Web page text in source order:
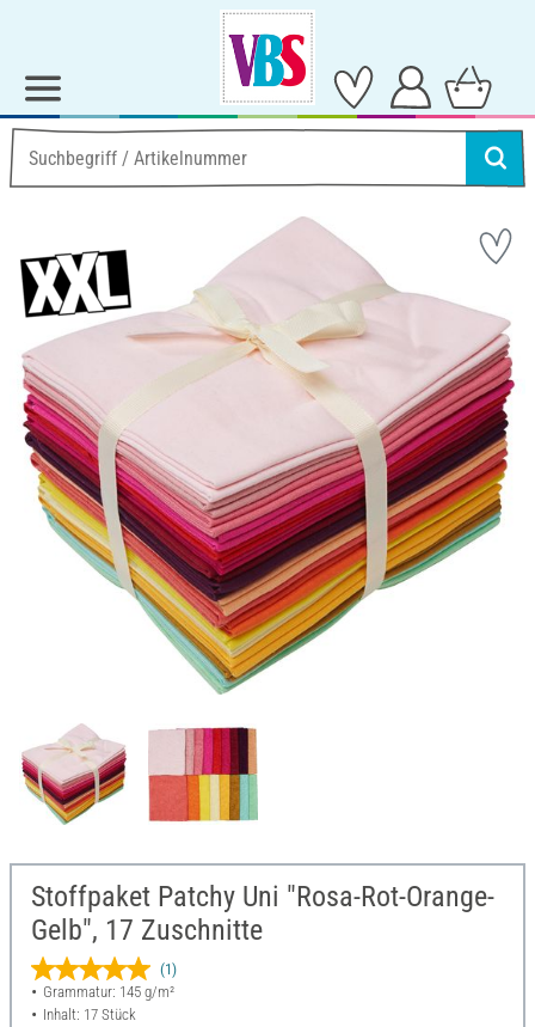
Stoffpaket Patchy Uni "Rosa-Rot-Orange-
Gelb", 17 Zuschnitte
(1)
Grammatur: 145 g/m²
Inhalt: 17 Stück